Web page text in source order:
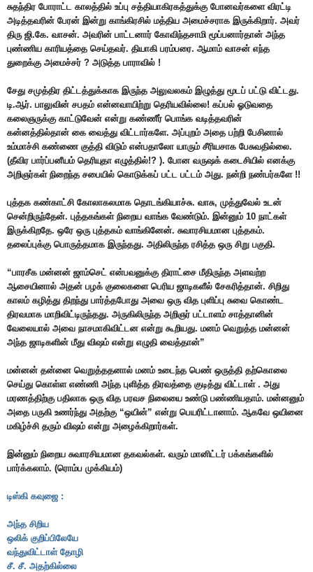
சுதந்திர போராட்ட காலத்தில் உப்பு சத்தியாகிரகத்துக்கு போனவர்களை விரட்டி
அடித்தவரின் பேரன் இன்று காங்கிரசில் மத்திய அமைச்சராக இருக்கிறார். அவர்
திரு ஜி.கே. வாசன். அவரின் பாட்டனார் கோவிந்தசாமி மூப்பனார்தான் அந்த
புண்ணிய காரியத்தை செய்தவர். தியாகி பரம்பரை. ஆமாம் வாசன் எந்த
துறைக்கு அமைச்சர் ? அடுத்த பாராவில் !
சேது சமுத்திர திட்டத்துக்காக இருந்த அலுவலகம் இழுத்து மூடப் பட்டு விட்டது.
டி.ஆர். பாலுவின் சபதம் என்னவாயிற்று தெரியவில்லை! கப்பல் ஓடுவதை
கலைஞருக்கு காட்டுவேன் என்று கண்ணீர் பொங்க வடித்தவரின்
கன்னத்தில்தான் கை வைத்து விட்டார்களே. அப்புறம் அதை பற்றி பேசினால்
உம்மாச்சி கண்ணை குத்தி விடும் என்பதாலோ யாரும் சீரியசாக பேசுவதில்லை.
(தீவிர பார்ப்பனீயம் தெரியுதா எழுத்தில்!? ). போன வருஷக் கடைசியில் எனக்கு
அறிஞர்கள் நிறைந்த சபையில் கொடுக்கப் பட்ட பட்டம் அது. நன்றி நண்பர்களே !!
புத்தக கண்காட்சி கோலாகலமாக தொடங்கியாச்சு. வாசு, முத்துவேல் உடன்
சென்றிருந்தேன். புத்தகங்கள் நிறைய வாங்க வேண்டும். இன்னும் 10 நாட்கள்
இருக்கிறதே. ஒரே ஒரு புத்தகம் வாங்கினேன். சுவாரசியமான புத்தகம்.
தலைப்புக்கு பொருத்தமாக இருந்தது. அதிலிருந்த ரசித்த ஒரு சிறு பகுதி.
“பாரசீக மன்னன் ஜாம்செட் என்பவனுக்கு திராட்சை மீதிருந்த அளவற்ற
ஆசையினால் அதன் பழக் குலைகளை பெரிய ஜாடிகளீல் சேகரித்தான். சிறிது
காலம் கழித்து திறந்து பார்த்தபோது அவை ஒரு வித புளிப்பு சுவை கொண்ட
திரவமாக மாறிவிட்டிருந்தது. அருகிலிருந்த அறிஞர் பட்டாளம் சாத்தானின்
வேலையால் அவை நாசமாகிவிட்டன என்று கூறியது. மனம் வெறுத்த மன்னன்
அந்த ஜாடிகளின் மீது விஷம் என்று எழுதி வைத்தான்”
மன்னன் தன்னை வெறுத்ததனால் மனம் உடைந்த பெண் ஒருத்தி தற்கொலை
செய்து கொள்ள எண்ணி அந்த புளித்த திரவத்தை குடித்து விட்டாள் . அது
மரணத்திற்கு பதிலாக ஒரு வித பரவச நிலையை உண்டு பண்ணியதாம். மன்னனும்
அதை பருகி உணர்ந்து அதற்கு “ஒயின்” என்று பெயரிட்டானாம். ஆகவே ஒயினை
மகிழ்ச்சி தரும் விஷம் என்று அழைக்கிறார்கள்.
இன்னும் நிறைய சுவாரசியமான தகவல்கள். வரும் மானிட்டர் பக்கங்களில்
பார்க்கலாம். (ரொம்ப முக்கியம்)
டிஸ்கி கவுஜை :
அந்த சிறிய
ஒலிக் குறிப்பிலேயே
வந்துவிட்டாள் தோழி
சீ. சீ. அதற்கில்லை